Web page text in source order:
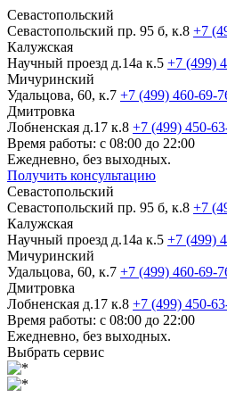
Севастопольский
Севастопольский пр. 95 б, к.8 +7
Калужская
Научный проезд д.14а к.5 +7 (499)
Мичуринский
Удальцова, 60, к.7 +7 (499) 460-69-
Дмитровка
Лобненская д.17 к.8 +7 (499) 450-
Время работы: с 08:00 до 22:00
Ежедневно, без выходных.
Получить консультацию
Севастопольский
Севастопольский пр. 95 б, к.8 +7
Калужская
Научный проезд д.14а к.5 +7 (499)
Мичуринский
Удальцова, 60, к.7 +7 (499) 460-69-
Дмитровка
Лобненская д.17 к.8 +7 (499) 450-
Время работы: с 08:00 до 22:00
Ежедневно, без выходных.
Выбрать сервис